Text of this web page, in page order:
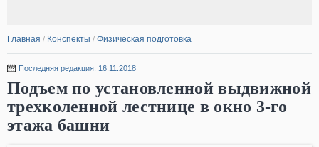
Главная / Конспекты / Физическая подготовка
Последняя редакция: 16.11.2018
Подъем по установленной выдвижной
трехколенной лестнице в окно 3-го
этажа башни